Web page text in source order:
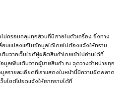
ม่ครอบคลุมทุกส่วนที่มีภายในตัวเครื่อง ซึ่งทาง
ยนแปลงแก้ไขข้อมูลได้โดยไม่ต้องแจ้งให้ทราบ
มจากเว็บไซต์ผู้ผลิตสินค้าโดยเข้าไปอ่านได้ที่
มูลเพิ่มเติมจากผู้ขายสินค้า ณ จุดวางจำหน่ายทุก
รายละเอียดที่เราแสดงในหน้านี้มีความผิดพลาด
ไซต์โปรดแจ้งให้เราทราบได้ที่